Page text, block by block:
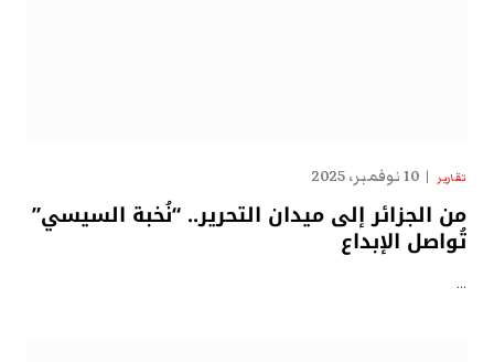
تقارير 10 نوفمبر، 2025
من الجزائر إلى ميدان التحرير.. “نُخبة السيسي”
تُواصل الإبداع
…